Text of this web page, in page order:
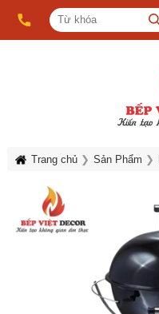
Trang chủ Sản Phẩm